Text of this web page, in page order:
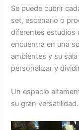
Se puede cubrir
set, escenario o
diferentes estudios
encuentra en una
ambientes y su
personalizar y
Un espacio
su gran versatilidad.